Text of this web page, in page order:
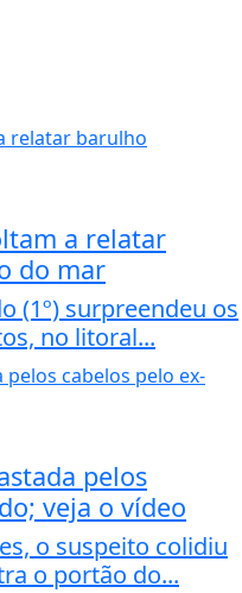
a relatar
do mar
(1º) surpreendeu os
no litoral...
pelos
veja o vídeo
o suspeito colidiu
o portão do...